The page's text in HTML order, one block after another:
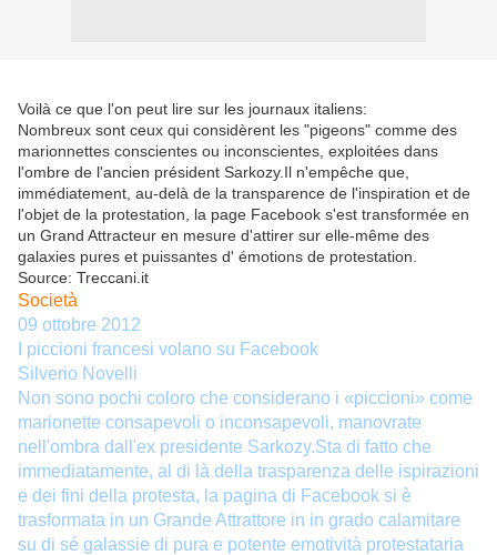
Voilà ce que l'on peut lire sur les journaux italiens:
Nombreux sont ceux qui considèrent les "pigeons" comme des
marionnettes conscientes ou inconscientes exploitées dans
l'ombre de l'ancien président Sarkozy.Il n'empêche que
immédiatement au-delà de la transparence de l'inspiration et de
l'objet de la protestation , la page Facebook s'est transformée en
un Grand Attracteur en mesure d'attirer sur elle-même des
galaxies pures et puissantes d' émotions de protestation.
Source: Treccani.it
Società
09 ottobre 2012
I piccioni francesi volano su Facebook
Silverio Novelli
Non sono pochi coloro che considerano i «piccioni» come
marionette consapevoli o inconsapevoli, manovrate
nell'ombra dall'ex presidente Sarkozy.Sta di fatto che
immediatamente, al di là della trasparenza delle ispirazioni
e dei fini della protesta, la pagina di Facebook si è
trasformata in un Grande Attrattore in in grado calamitare
su di sé galassie di pura e potente emotività protestataria